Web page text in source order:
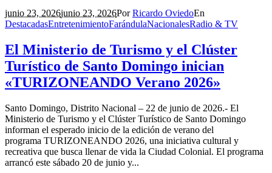
junio 23, 2026junio 23, 2026PorRicardo OviedoEn
DestacadasEntretenimientoFarándulaNacionalesRadio & TV
El Ministerio de Turismo y el Clúster
Turístico de Santo Domingo inician
«TURIZONEANDO Verano 2026»
Santo Domingo, Distrito Nacional – 22 de junio de 2026.- El
Ministerio de Turismo y el Clúster Turístico de Santo Domingo
informan el esperado inicio de la edición de verano del
programa TURIZONEANDO 2026, una iniciativa cultural y
recreativa que busca llenar de vida la Ciudad Colonial. El programa
arrancó este sábado 20 de junio y...